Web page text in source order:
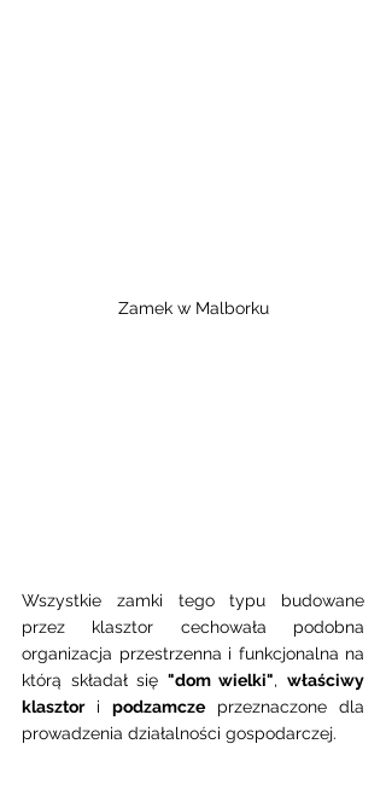
Zamek w Malborku
Wszystkie zamki tego typu budowane
przez klasztor cechowała podobna
organizacja przestrzenna i funkcjonalna na
którą składał się "dom wielki", właściwy
klasztor i podzamcze przeznaczone dla
prowadzenia działalności gospodarczej.